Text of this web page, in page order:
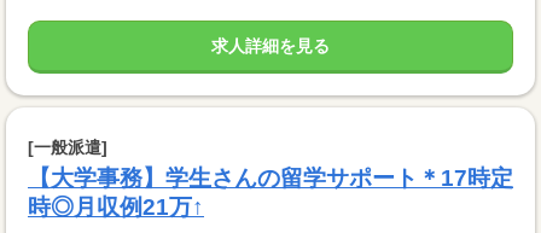
求人詳細を見る
[一般派遣]
【大学事務】学生さんの留学サポート＊17時定
時◎月収例21万↑